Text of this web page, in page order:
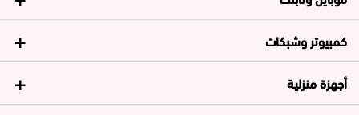
كمبيوتر وشبكات
أجهزة منزلية